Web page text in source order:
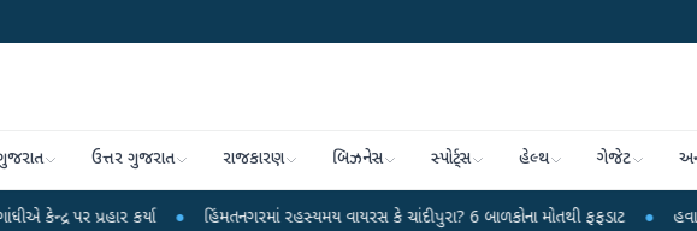
ઉત્તર ગુજરાત રાજકારણ બિઝનેસ સ્પોર્ટ્સ હેલ્થ ગેજેટ
કર્યા ● હિંમતનગરમાં રહસ્યમય વાયરસ કે ચાંદીપુરા? 6 બાળકોના મોતથી ફફડાટ ● હવામાન વિભાગે 18